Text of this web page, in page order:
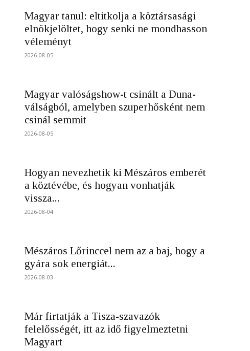
Magyar tanul: eltitkolja a köztársasági
elnökjelöltet, hogy senki ne mondhasson
véleményt
2026-08-05
Magyar valóságshow-t csinált a Duna-
válságból, amelyben szuperhősként nem
csinál semmit
2026-08-05
Hogyan nevezhetik ki Mészáros emberét
a köztévébe, és hogyan vonhatják
vissza...
2026-08-04
Mészáros Lőrinccel nem az a baj, hogy a
gyára sok energiát...
2026-08-03
Már firtatják a Tisza-szavazók
felelősségét, itt az idő figyelmeztetni
Magyart